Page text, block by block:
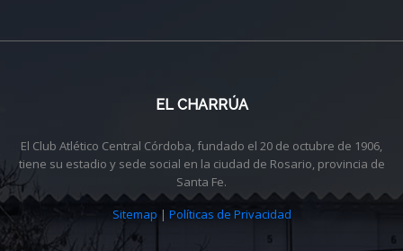
EL CHARRÚA
El Club Atlético Central Córdoba, fundado el 20 de octubre de 1906,
tiene su estadio y sede social en la ciudad de Rosario, provincia de
Santa Fe.
Sitemap | Políticas de Privacidad